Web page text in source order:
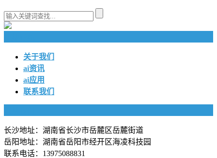
关于我们
ai资讯
ai应用
联系我们
长沙地址：湖南省长沙市岳麓区岳麓街道
岳阳地址：湖南省岳阳市经开区海凌科技园
联系电话：13975088831